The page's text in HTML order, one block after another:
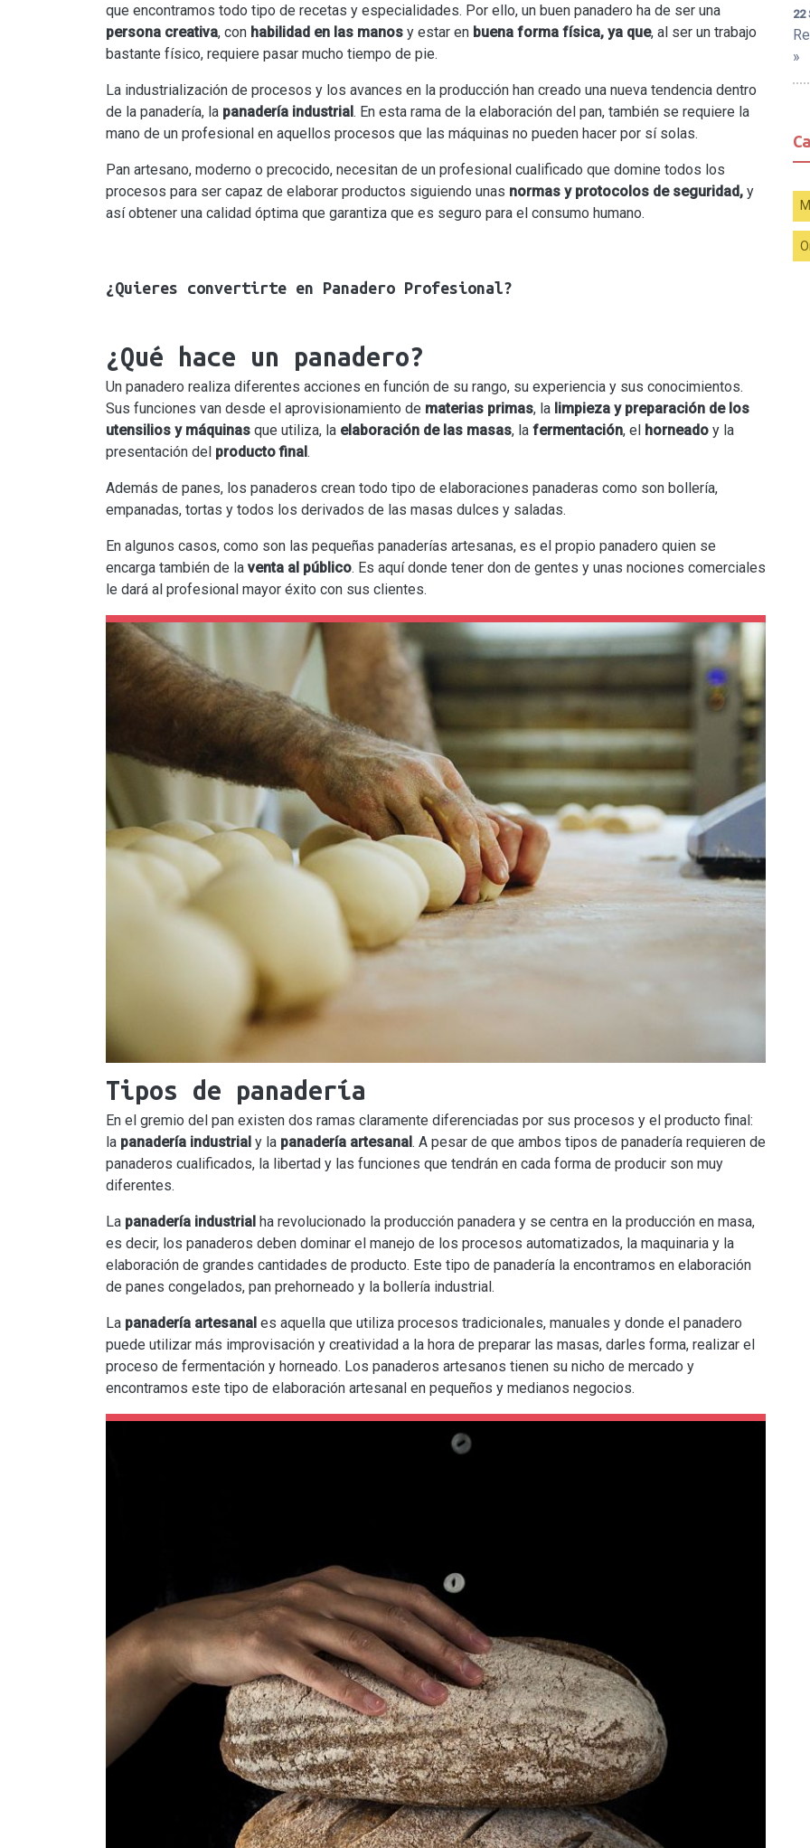
que encontramos todo tipo de recetas y especialidades. Por ello, un buen panadero ha de ser una
persona creativa, con habilidad en las manos y estar en buena forma física, ya que, al ser un trabajo
bastante físico, requiere pasar mucho tiempo de pie.
La industrialización de procesos y los avances en la producción han creado una nueva tendencia dentro
de la panadería, la panadería industrial. En esta rama de la elaboración del pan, también se requiere la
mano de un profesional en aquellos procesos que las máquinas no pueden hacer por sí solas.
Pan artesano, moderno o precocido, necesitan de un profesional cualificado que domine todos los
procesos para ser capaz de elaborar productos siguiendo unas normas y protocolos de seguridad, y
así obtener una calidad óptima que garantiza que es seguro para el consumo humano.
¿Quieres convertirte en Panadero Profesional?
¿Qué hace un panadero?
Un panadero realiza diferentes acciones en función de su rango, su experiencia y sus conocimientos.
Sus funciones van desde el aprovisionamiento de materias primas, la limpieza y preparación de los
utensilios y máquinas que utiliza, la elaboración de las masas, la fermentación, el horneado y la
presentación del producto final.
Además de panes, los panaderos crean todo tipo de elaboraciones panaderas como son bollería,
empanadas, tortas y todos los derivados de las masas dulces y saladas.
En algunos casos, como son las pequeñas panaderías artesanas, es el propio panadero quien se
encarga también de la venta al público. Es aquí donde tener don de gentes y unas nociones comerciales
le dará al profesional mayor éxito con sus clientes.
Tipos de panadería
En el gremio del pan existen dos ramas claramente diferenciadas por sus procesos y el producto final:
la panadería industrial y la panadería artesanal. A pesar de que ambos tipos de panadería requieren de
panaderos cualificados, la libertad y las funciones que tendrán en cada forma de producir son muy
diferentes.
La panadería industrial ha revolucionado la producción panadera y se centra en la producción en masa,
es decir, los panaderos deben dominar el manejo de los procesos automatizados, la maquinaria y la
elaboración de grandes cantidades de producto. Este tipo de panadería la encontramos en elaboración
de panes congelados, pan prehorneado y la bollería industrial.
La panadería artesanal es aquella que utiliza procesos tradicionales, manuales y donde el panadero
puede utilizar más improvisación y creatividad a la hora de preparar las masas, darles forma, realizar el
proceso de fermentación y horneado. Los panaderos artesanos tienen su nicho de mercado y
encontramos este tipo de elaboración artesanal en pequeños y medianos negocios.
22
»